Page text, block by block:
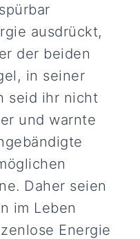
ausdrückt,
der beiden
in seiner
seid ihr nicht
und warnte
Daher seien
im Leben
Energie